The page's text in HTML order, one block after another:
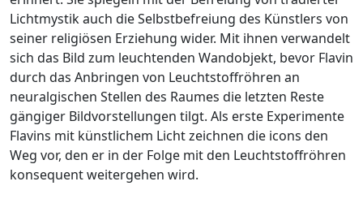
Lichtmystik auch die Selbstbefreiung des Künstlers von
seiner religiösen Erziehung wider. Mit ihnen verwandelt
sich das Bild zum leuchtenden Wandobjekt, bevor Flavin
durch das Anbringen von Leuchtstoffröhren an
neuralgischen Stellen des Raumes die letzten Reste
gängiger Bildvorstellungen tilgt. Als erste Experimente
Flavins mit künstlichem Licht zeichnen die icons den
Weg vor, den er in der Folge mit den Leuchtstoffröhren
konsequent weitergehen wird.